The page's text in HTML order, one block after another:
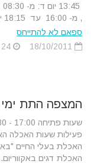
, מ- 16:00 עד 18:15 יום ו: סגור עיר/ישוב אילת כתובת שד...
ספאם לא להתייחס
המצפה התת
האכלת דגים